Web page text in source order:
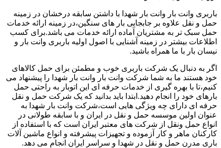
باربری وانت بار وانت بار شهدا با داشتن سابقه درخشان در زمینه
حمل و نقل علاوه بر جابجایی بار های سنگین،در زمینه ارائه خدمات
حمل سبک تر به مشتریان آماده ارائه خدمات می باشد.برای کسب
اطلاعات بیشتر در زمینه آشنایی با اصول اولیه باربری وانت بار و
نیسان بار با ما همراه باشید.
اگر به دنبال یک شرکت باربری خوب و مطمئن برای حمل کالاهای
خود هستند ما به شما شرکت وانت بار وانت بار شهدا را پیشنهاد می
کنیم،تا با بهره گیری از خدمات حرفه ای این اتوبار به راحتی حمل
بارهای خود را انجام دهید.ابتدا باید بدانید که یک شرکت حمل و نقل
حرفه ای دارای چه ویژگی هایی است،شرکت وانت بار شهدا به
عنوان اولین موسسه حمل و نقل در ایران و با سابقه طولانی در
انواع حمل ونقل از شرکت های معتبر ایران است که با استفاده از
کارکنان ماهر و کار آزموده و تجهیزات پیشرفته و انواع ماشین آلات
باری مدرن حمل و نقل در شهدا و سراسر ایران انجام می دهد.